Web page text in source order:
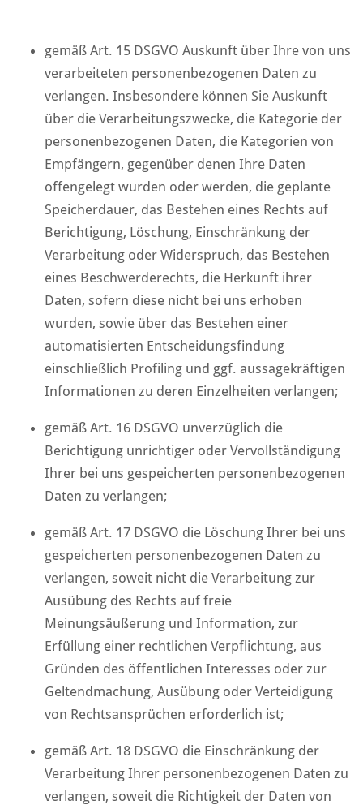
gemäß Art. 15 DSGVO Auskunft über Ihre von uns
verarbeiteten personenbezogenen Daten zu
verlangen. Insbesondere können Sie Auskunft
über die Verarbeitungszwecke, die Kategorie der
personenbezogenen Daten, die Kategorien von
Empfängern, gegenüber denen Ihre Daten
offengelegt wurden oder werden, die geplante
Speicherdauer, das Bestehen eines Rechts auf
Berichtigung, Löschung, Einschränkung der
Verarbeitung oder Widerspruch, das Bestehen
eines Beschwerderechts, die Herkunft ihrer
Daten, sofern diese nicht bei uns erhoben
wurden, sowie über das Bestehen einer
automatisierten Entscheidungsfindung
einschließlich Profiling und ggf. aussagekräftigen
Informationen zu deren Einzelheiten verlangen;
gemäß Art. 16 DSGVO unverzüglich die
Berichtigung unrichtiger oder Vervollständigung
Ihrer bei uns gespeicherten personenbezogenen
Daten zu verlangen;
gemäß Art. 17 DSGVO die Löschung Ihrer bei uns
gespeicherten personenbezogenen Daten zu
verlangen, soweit nicht die Verarbeitung zur
Ausübung des Rechts auf freie
Meinungsäußerung und Information, zur
Erfüllung einer rechtlichen Verpflichtung, aus
Gründen des öffentlichen Interesses oder zur
Geltendmachung, Ausübung oder Verteidigung
von Rechtsansprüchen erforderlich ist;
gemäß Art. 18 DSGVO die Einschränkung der
Verarbeitung Ihrer personenbezogenen Daten zu
verlangen, soweit die Richtigkeit der Daten von